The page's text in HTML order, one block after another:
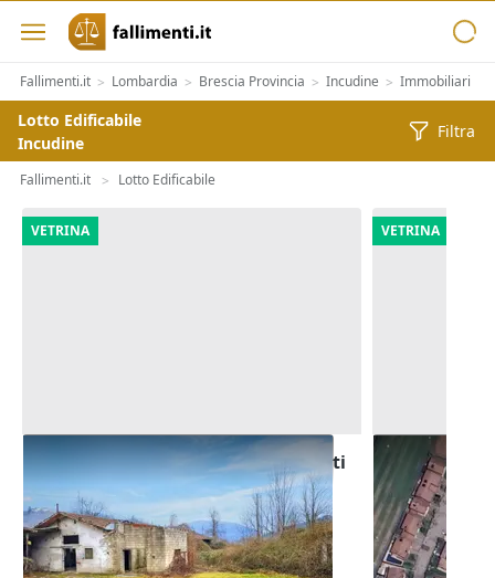
Fallimenti.it > Lombardia > Brescia Provincia > Incudine > Immobiliari
Lotto Edificabile
Incudine
Filtra
Fallimenti.it > Lotto Edificabile
VETRINA
Asta Area edificabile con manufatti
da demolire
Valli del Pasubio (Vicenza)
19.661 €
21/09/2026
VETRINA
Asta
di 6.606 mq
99.017 €
30/09/2026